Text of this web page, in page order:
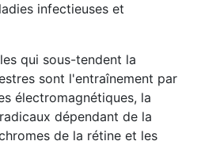
infectieuses et
qui sous-tendent la
sont l'entraînement par
électromagnétiques, la
dépendant de la
de la rétine et les